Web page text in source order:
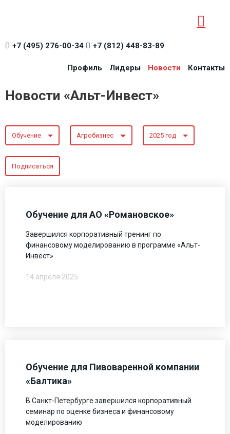
+7 (495) 276-00-34 +7 (812) 448-83-89
Профиль Лидеры Новости Контакты
Новости «Альт-Инвест»
Обучение Агробизнес 2025 год
Подписаться
Обучение для АО «Романовское»
Завершился корпоративный тренинг по
финансовому моделированию в программе «Альт-
Инвест»
14 апреля 2025
Обучение для Пивоваренной компании
«Балтика»
В Санкт-Петербурге завершился корпоративный
семинар по оценке бизнеса и финансовому
моделированию